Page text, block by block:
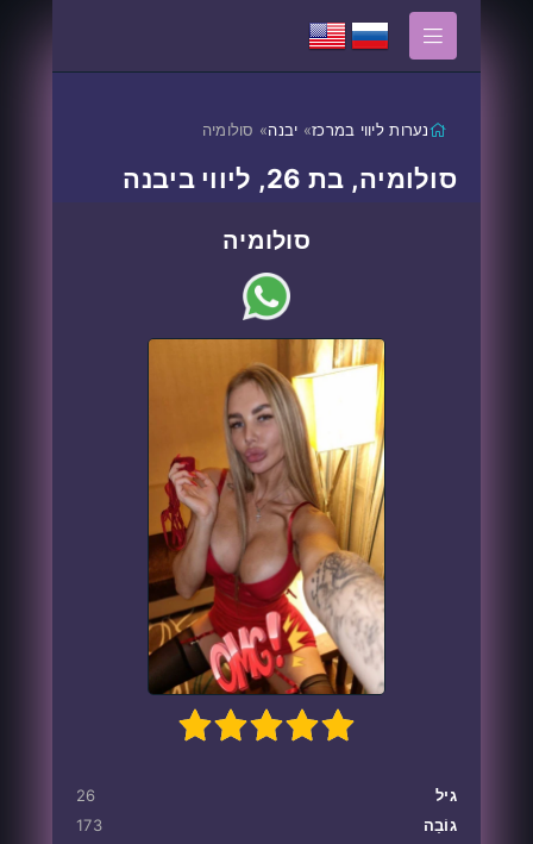
נערות ליווי במרכז» יבנה» סולומיה
סולומיה, בת 26, ליווי ביבנה
סולומיה
3 4 5
גיל
26
גוֹבַה
173